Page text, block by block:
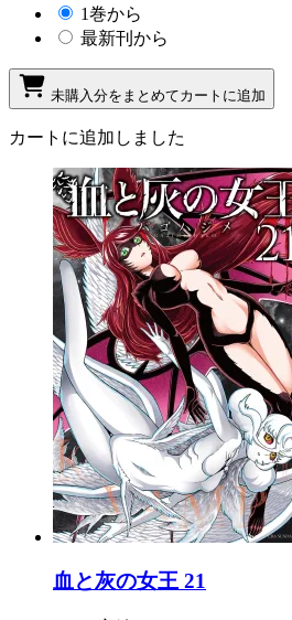
1巻から
最新刊から
未購入分をまとめてカートに追加
カートに追加しました
血と灰の女王 21